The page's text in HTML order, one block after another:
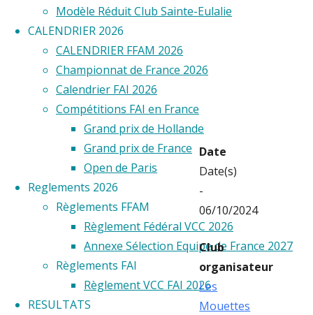
Modèle Réduit Club Sainte-Eulalie
CALENDRIER 2026
CALENDRIER FFAM 2026
Championnat de France 2026
Calendrier FAI 2026
Compétitions FAI en France
Grand prix de Hollande
Grand prix de France
Open de Paris
Reglements 2026
Règlements FFAM
Règlement Fédéral VCC 2026
Annexe Sélection Equipe de France 2027
Règlements FAI
Règlement VCC FAI 2026
RESULTATS
ORGE
Date
Date(s)
-
06/10/2024
Club
organisateur
Les
Mouettes